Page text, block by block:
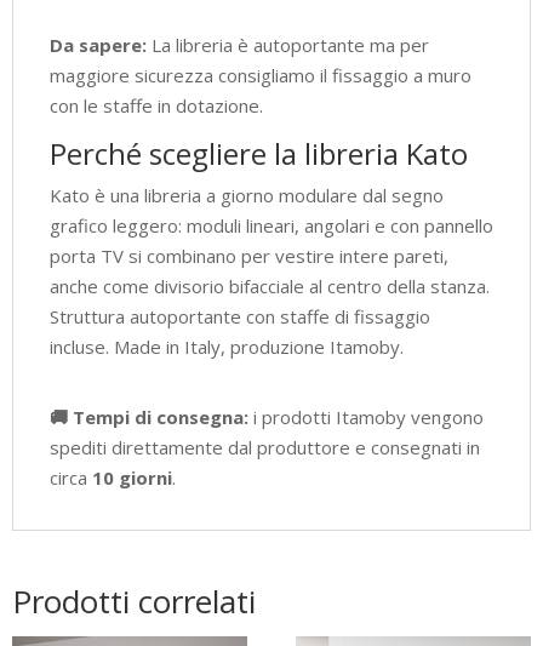
Da sapere: La libreria è autoportante ma per
maggiore sicurezza consigliamo il fissaggio a muro
con le staffe in dotazione.
Perché scegliere la libreria Kato
Kato è una libreria a giorno modulare dal segno
grafico leggero: moduli lineari, angolari e con pannello
porta TV si combinano per vestire intere pareti,
anche come divisorio bifacciale al centro della stanza.
Struttura autoportante con staffe di fissaggio
incluse. Made in Italy, produzione Itamoby.
🚚 Tempi di consegna: i prodotti Itamoby vengono
spediti direttamente dal produttore e consegnati in
circa 10 giorni.
Prodotti correlati